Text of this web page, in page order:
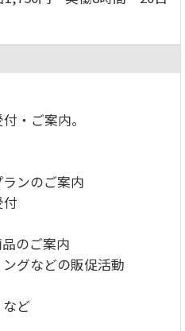
・ご案内。
ンのご案内
付
のご案内
グなどの販促活動
ど